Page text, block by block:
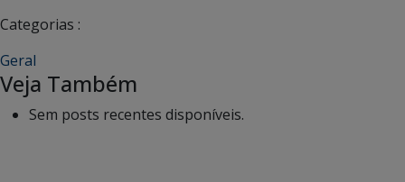
Categorias :
Geral
Veja Também
Sem posts recentes disponíveis.